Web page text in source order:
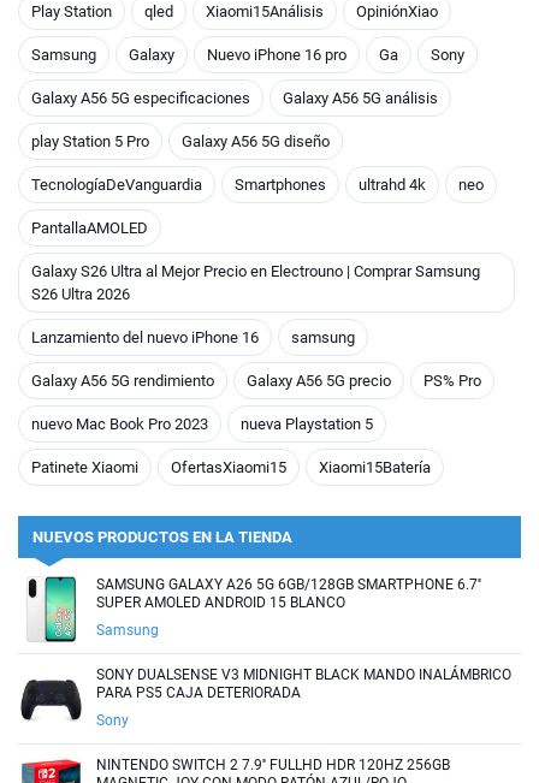
Play Station qled Xiaomi15Análisis OpiniónXiao
Samsung Galaxy Nuevo iPhone 16 pro Ga Sony
Galaxy A56 5G especificaciones Galaxy A56 5G análisis
play Station 5 Pro Galaxy A56 5G diseño
TecnologíaDeVanguardia Smartphones ultrahd 4k neo
PantallaAMOLED
Galaxy S26 Ultra al Mejor Precio en Electrouno | Comprar Samsung
S26 Ultra 2026
Lanzamiento del nuevo iPhone 16 samsung
Galaxy A56 5G rendimiento Galaxy A56 5G precio PS% Pro
nuevo Mac Book Pro 2023 nueva Playstation 5
Patinete Xiaomi OfertasXiaomi15 Xiaomi15Batería
NUEVOS PRODUCTOS EN LA TIENDA
SAMSUNG GALAXY A26 5G 6GB/128GB SMARTPHONE 6.7''
SUPER AMOLED ANDROID 15 BLANCO
Samsung
SONY DUALSENSE V3 MIDNIGHT BLACK MANDO INALÁMBRICO
PARA PS5 CAJA DETERIORADA
Sony
NINTENDO SWITCH 2 7.9'' FULLHD HDR 120HZ 256GB